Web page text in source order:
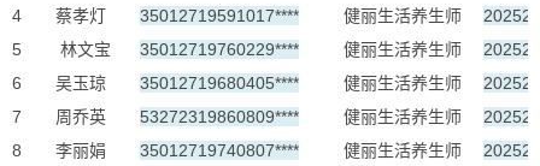
4
蔡孝灯 35012719591017**** 健丽生活养生师
5
林文宝 35012719760229**** 健丽生活养生师
6
吴玉琼 35012719680405**** 健丽生活养生师
7
周乔英 53272319860809**** 健丽生活养生师
8
李丽娟 35012719740807**** 健丽生活养生师